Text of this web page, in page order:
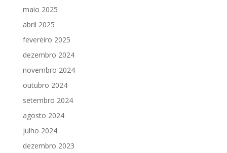
maio 2025
abril 2025
fevereiro 2025
dezembro 2024
novembro 2024
outubro 2024
setembro 2024
agosto 2024
julho 2024
dezembro 2023